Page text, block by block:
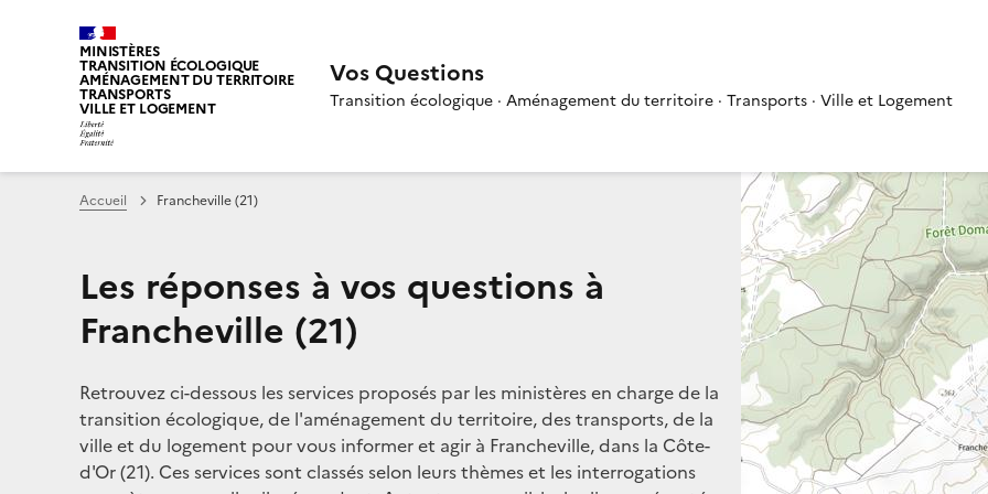
MINISTÈRES
TRANSITION ÉCOLOGIQUE
AMÉNAGEMENT DU TERRITOIRE
TRANSPORTS
VILLE ET LOGEMENT
Vos Questions
Transition écologique · Aménagement du territoire · Transports · Ville et Logement
Accueil Francheville (21)
Les réponses à vos questions à
Francheville (21)
Retrouvez ci-dessous les services proposés par les ministères en charge de la
transition écologique, de l'aménagement du territoire, des transports, de la
ville et du logement pour vous informer et agir à Francheville, dans la Côte-
d'Or (21). Ces services sont classés selon leurs thèmes et les interrogations